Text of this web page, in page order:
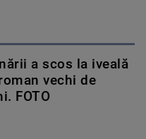
a scos la iveală
vechi de
FOTO